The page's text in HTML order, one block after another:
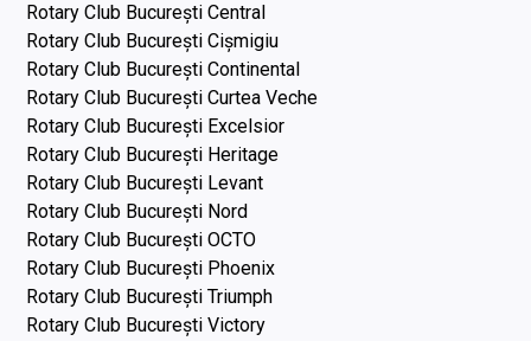
Rotary Club București Central
Rotary Club București Cișmigiu
Rotary Club București Continental
Rotary Club București Curtea Veche
Rotary Club București Excelsior
Rotary Club București Heritage
Rotary Club București Levant
Rotary Club București Nord
Rotary Club București OCTO
Rotary Club București Phoenix
Rotary Club București Triumph
Rotary Club București Victory